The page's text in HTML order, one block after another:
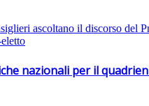
nazionali per il